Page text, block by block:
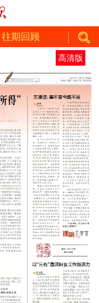
往期回顾
高清版